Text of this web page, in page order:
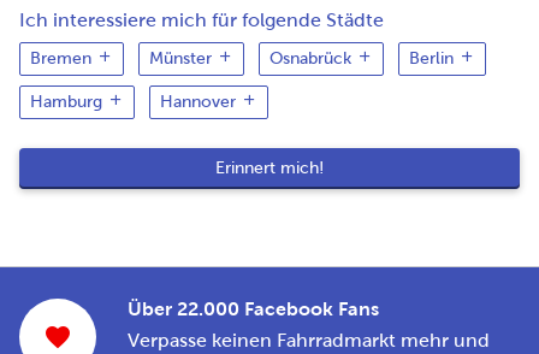
Ich interessiere mich für folgende Städte
Bremen Münster Osnabrück Berlin
Hamburg Hannover
Über 22.000 Facebook Fans
Verpasse keinen Fahrradmarkt mehr und